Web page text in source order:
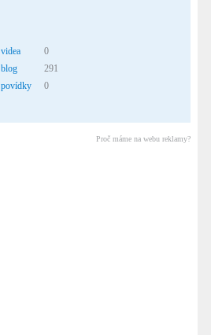
videa
0
blog
291
povídky
0
Proč máme na webu reklamy?